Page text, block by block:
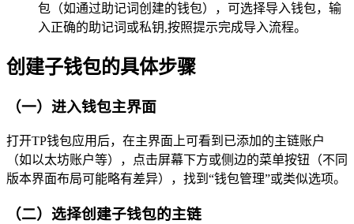
包（如通过助记词创建的钱包），可选择导入钱包，输
入正确的助记词或私钥,按照提示完成导入流程。
创建子钱包的具体步骤
（一）进入钱包主界面
打开TP钱包应用后，在主界面上可看到已添加的主链账户
（如以太坊账户等），点击屏幕下方或侧边的菜单按钮（不同
版本界面布局可能略有差异），找到“钱包管理”或类似选项。
（二）选择创建子钱包的主链